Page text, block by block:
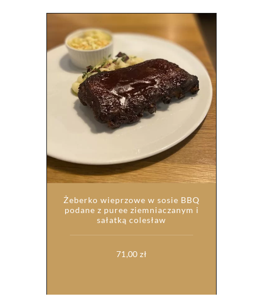
Żeberko wieprzowe w sosie BBQ
podane z puree ziemniaczanym i
sałatką colesław
71,00zł